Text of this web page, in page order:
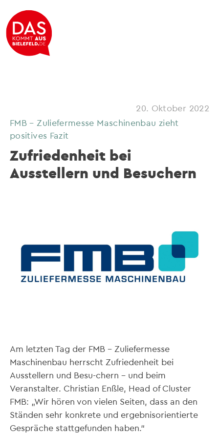
20. Oktober 2022
FMB – Zuliefermesse Maschinenbau zieht
positives Fazit
Zufriedenheit bei
Ausstellern und Besuchern
Am letzten Tag der FMB – Zuliefermesse
Maschinenbau herrscht Zufriedenheit bei
Ausstellern und Besu-chern – und beim
Veranstalter. Christian Enßle, Head of Cluster
FMB: „Wir hören von vielen Seiten, dass an den
Ständen sehr konkrete und ergebnisorientierte
Gespräche stattgefunden haben.“